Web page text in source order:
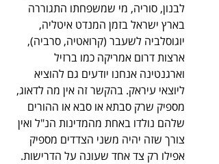
לבנון, סוריה, מי שמשפחתו התגוררה
בארץ ישראל בזמן המנדט איטליה,
יוגוסלביה לשעבר (קרואטיה, סרביה),
ארצות דרום אמריקה כמו ברזיל
וארגנטינה אנחנו יודעים גם להוציא
ליוצאי עיראק. בהקשר זה אין מה לדאוג,
מספיק שרק סבתא או סבא או ההורים
שלהם נולדו באחת מהמדינות הנ"ל ואין
צורך שזה יהיה משני הצדדים מספיק
אפילו רק צד אחד שעונה על הדרישות.